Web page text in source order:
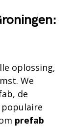
oplossing,
We
de
prefab